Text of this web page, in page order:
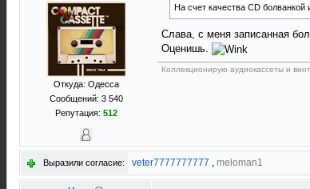
Откуда: Одесса
Сообщений: 3 540
Репутация: 512
На счет качества CD болванкой
Слава, с меня записанная
Оценишь.
Коллекционирую аудиокассеты и
Выразили согласие: veter7777777777 , meloman1